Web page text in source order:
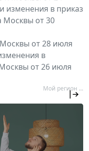
изменения в приказ
Москвы от 30
от 28 июля
в
от 26 июля
Мой регион ...